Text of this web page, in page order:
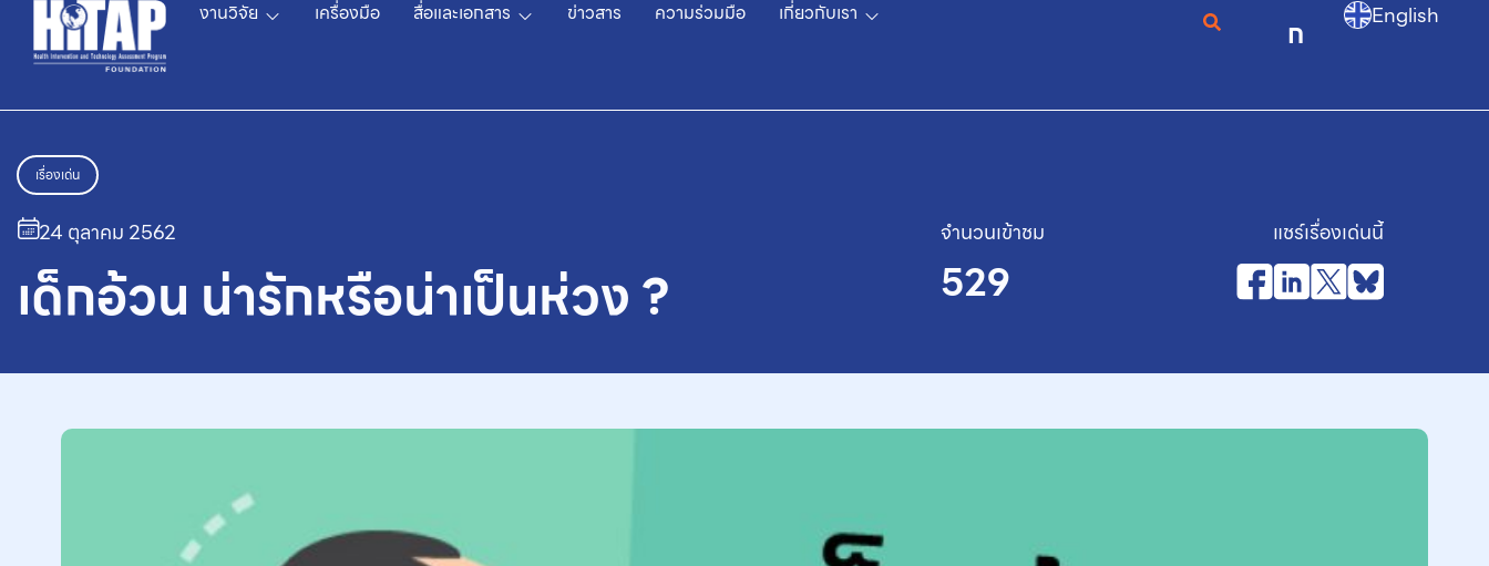
งานวิจัย เครื่องมือ สื่อและเอกสาร ข่าวสาร ความร่วมมือ เกี่ยวกับเรา
ก English
เรื่องเด่น
24 ตุลาคม 2562
เด็กอ้วน น่ารักหรือน่าเป็นห่วง ?
จำนวนเข้าชม
529
แชร์เรื่องเด่นนี้